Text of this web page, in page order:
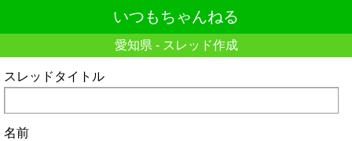
いつもちゃんねる
愛知県 - スレッド作成
スレッドタイトル
名前